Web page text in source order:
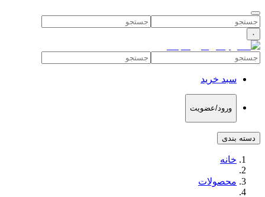
۰
سبد خرید
ورود/عضویت
دسته بندی
خانه
محصولات